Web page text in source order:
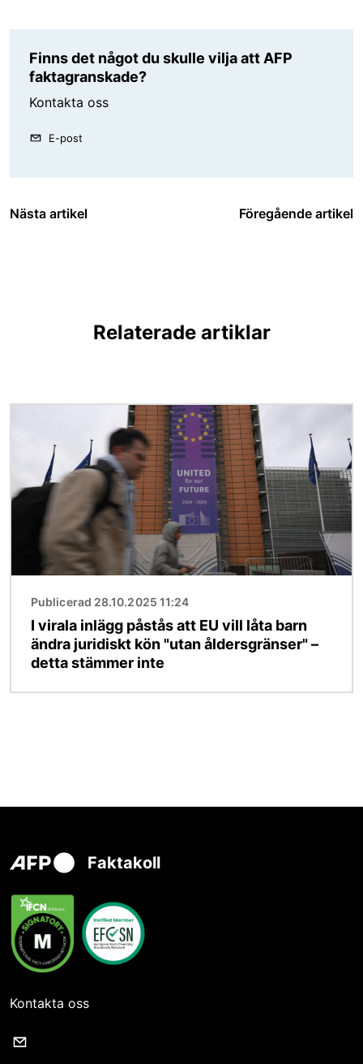
Finns det något du skulle vilja att AFP
faktagranskade?
Kontakta oss
E-post
Nästa artikel Föregående artikel
Relaterade artiklar
Publicerad 28.10.2025 11:24
I virala inlägg påstås att EU vill låta barn
ändra juridiskt kön "utan åldersgränser" –
detta stämmer inte
Faktakoll
Kontakta oss